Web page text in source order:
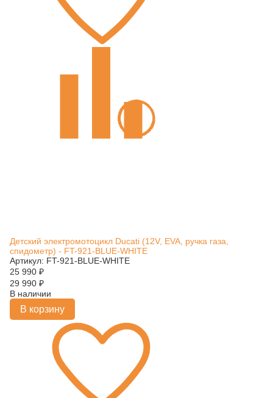
Детский электромотоцикл Ducati (12V, EVA, ручка газа,
спидометр) - FT-921-BLUE-WHITE
Артикул: FT-921-BLUE-WHITE
25 990 ₽
29 990 ₽
В наличии
В корзину